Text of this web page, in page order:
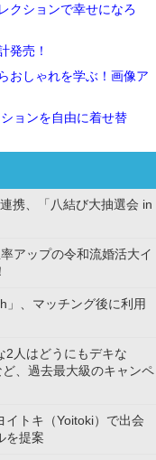
クションで幸せになろ
発売！
おしゃれを学ぶ！画像ア
ョンを自由に着せ替
携、「八結び大抽選会 in
アップの令和流婚活大イ
」、マッチング後に利用
2人はどうにもデキな
、過去最大級のキャンペ
トキ（Yoitoki）で出会
を提案